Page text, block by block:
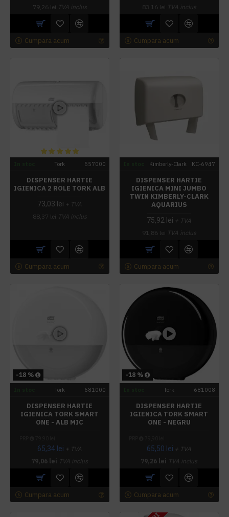
79,26 lei TVA inclus
Cumpara acum
83,16 lei TVA inclus
Cumpara acum
Tork 557000
DISPENSER HARTIE
IGIENICA 2 ROLE TORK ALB
73,03 lei + TVA
88,37 lei TVA inclus
Cumpara acum
Kimberly-Clark KC-6947
DISPENSER HARTIE
IGIENICA MINI JUMBO
TWIN KIMBERLY-CLARK
AQUARIUS
75,92 lei + TVA
91,86 lei TVA inclus
Cumpara acum
-18 %
Tork 681000
DISPENSER HARTIE
IGIENICA TORK SMART
ONE - ALB MIC
65,34 lei + TVA
79,06 lei TVA inclus
Cumpara acum
-18 %
Tork 681008
DISPENSER HARTIE
IGIENICA TORK SMART
ONE - NEGRU
65,50 lei + TVA
79,26 lei TVA inclus
Cumpara acum